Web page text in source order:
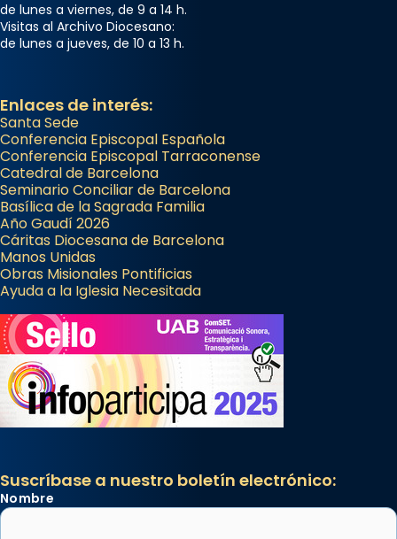
de lunes a viernes, de 9 a 14 h.
Visitas al Archivo Diocesano:
de lunes a jueves, de 10 a 13 h.
Enlaces de interés:
Santa Sede
Conferencia Episcopal Española
Conferencia Episcopal Tarraconense
Catedral de Barcelona
Seminario Conciliar de Barcelona
Basílica de la Sagrada Familia
Año Gaudí 2026
Cáritas Diocesana de Barcelona
Manos Unidas
Obras Misionales Pontificias
Ayuda a la Iglesia Necesitada
Suscríbase a nuestro boletín electrónico:
Nombre